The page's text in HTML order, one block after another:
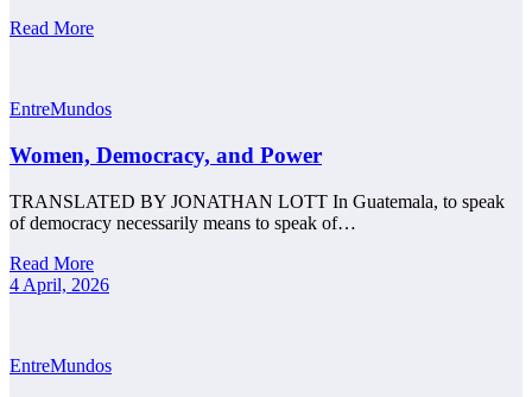
Read More
EntreMundos
Women, Democracy, and Power
TRANSLATED BY JONATHAN LOTT In Guatemala, to speak
of democracy necessarily means to speak of…
Read More
4 April, 2026
EntreMundos